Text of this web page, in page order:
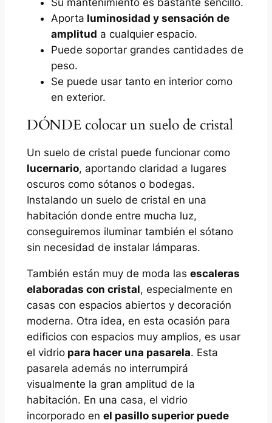
Aporta luminosidad y sensación de
amplitud a cualquier espacio.
Puede soportar grandes cantidades de
peso.
Se puede usar tanto en interior como
en exterior.
DÓNDE colocar un suelo de cristal
Un suelo de cristal puede funcionar como
lucernario, aportando claridad a lugares
oscuros como sótanos o bodegas.
Instalando un suelo de cristal en una
habitación donde entre mucha luz,
conseguiremos iluminar también el sótano
sin necesidad de instalar lámparas.
También están muy de moda las escaleras
elaboradas con cristal, especialmente en
casas con espacios abiertos y decoración
moderna. Otra idea, en esta ocasión para
edificios con espacios muy amplios, es usar
el vidriopara hacer una pasarela. Esta
pasarela además no interrumpirá
visualmente la gran amplitud de la
habitación. En una casa, el vidrio
incorporado en el pasillo superior puede